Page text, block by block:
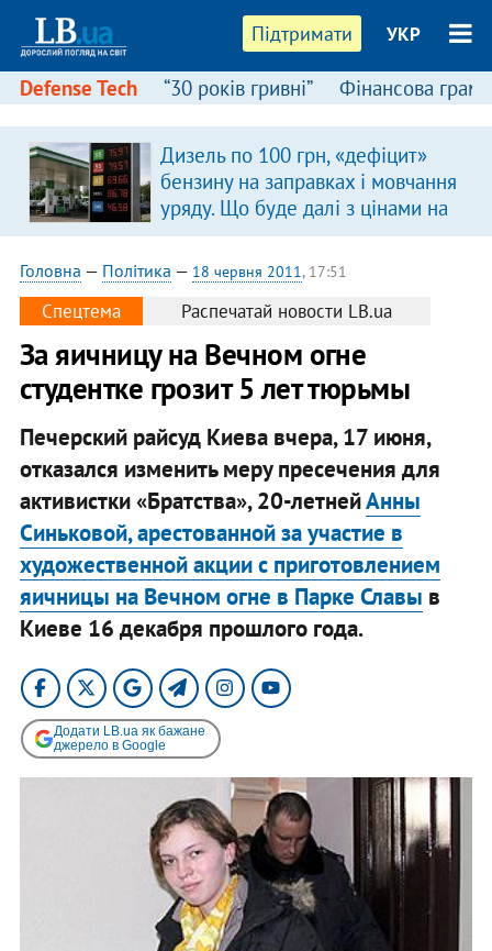
Підтримати УКР
Defense Tech “30 років гривні” Фінансова
Дизель по 100 грн, «дефіцит»
бензину на заправках і мовчання
уряду. Що буде далі з цінами на
пальне?
Головна — Політика — 18 червня 2011, 17:51
Спецтема Распечатай новости LB.ua
За яичницу на Вечном огне
студентке грозит 5 лет тюрьмы
Печерский райсуд Киева вчера, 17 июня,
отказался изменить меру пресечения для
активистки «Братства», 20-летнейАнны
Синьковой, арестованной за участие в
художественной акции с приготовлением
яичницы на Вечном огне в Парке Славы в
Киеве 16 декабря прошлого года.
Додати LB.ua як бажане
джерело в Google